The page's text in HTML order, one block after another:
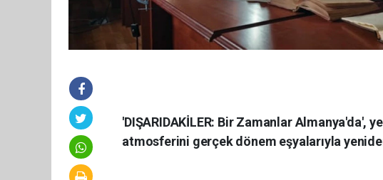
'DIŞARIDAKİLER: Bir Zamanlar Almanya'da',
atmosferini gerçek dönem eşyalarıyla